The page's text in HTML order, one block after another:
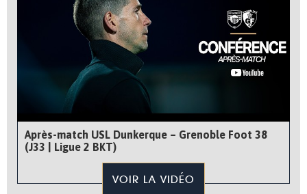
Après-match USL Dunkerque – Grenoble Foot 38
(J33 | Ligue 2 BKT)
VOIR LA VIDÉO